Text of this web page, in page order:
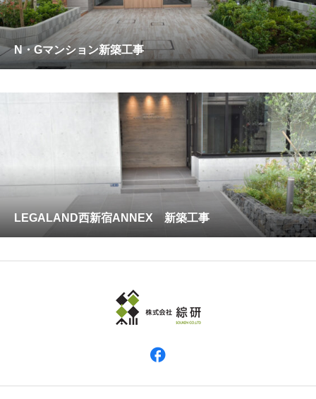
N・Gマンション新築工事
LEGALAND西新宿ANNEX 新築工事